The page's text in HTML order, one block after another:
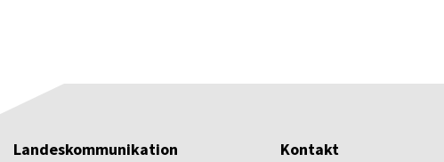
Landeskommunikation
Kontakt